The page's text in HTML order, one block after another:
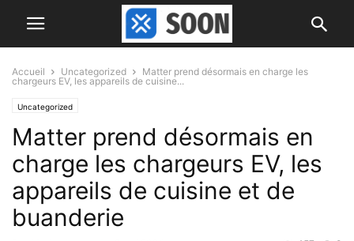
Accueil Uncategorized
Matter prend désormais en charge les
chargeurs EV, les appareils de cuisine...
Uncategorized
Matter prend désormais en
charge les chargeurs EV, les
appareils de cuisine et de
buanderie